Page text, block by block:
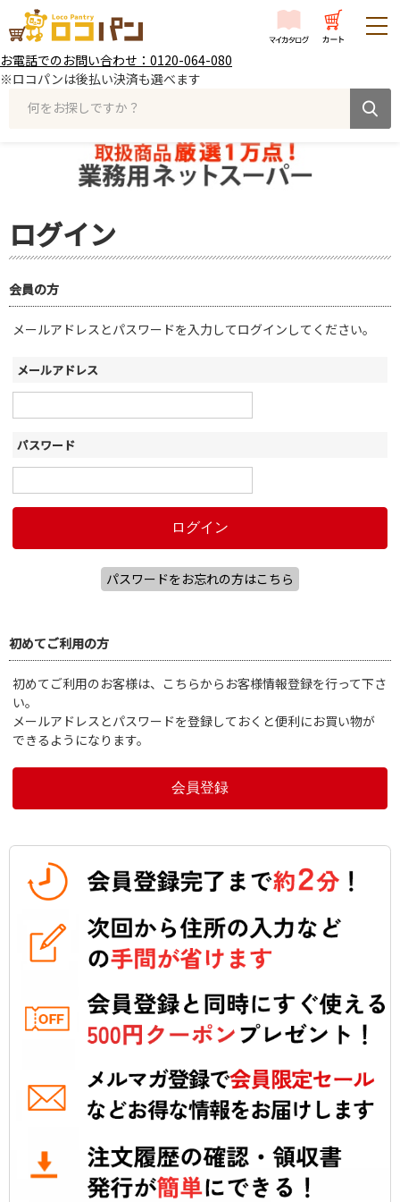
お電話でのお問い合わせ：0120-064-080
※ロコパンは後払い決済も選べます
何をお探しですか？
ログイン
会員の方
メールアドレスとパスワードを入力してログインしてください。
メールアドレス
パスワード
パスワードをお忘れの方はこちら
初めてご利用の方
初めてご利用のお客様は、こちらからお客様情報登録を行って下さ
い。
メールアドレスとパスワードを登録しておくと便利にお買い物が
できるようになります。